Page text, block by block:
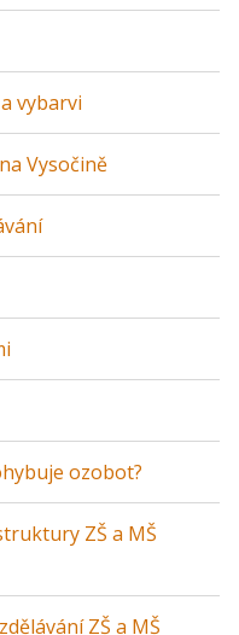
vybarvi
Vysočině
ozobot?
ZŠ a MŠ
ZŠ a MŠ